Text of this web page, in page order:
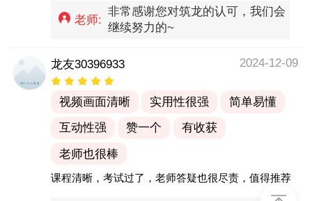
老师:
非常感谢您对筑龙的认可，我们会
继续努力的~
龙友30396933 2024-12-09
视频画面清晰 实用性很强
简单易懂
互动性强
赞一个
有收获
老师也很棒
课程清晰，考试过了，老师答疑也很尽责，值得推荐